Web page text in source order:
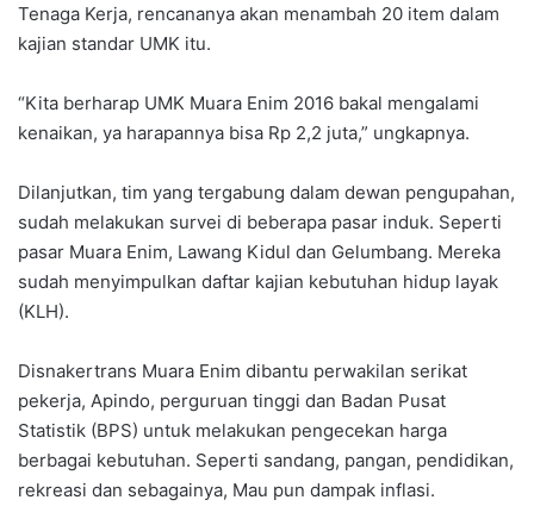
Tenaga Kerja, rencananya akan menambah 20 item dalam
kajian standar UMK itu.
“Kita berharap UMK Muara Enim 2016 bakal mengalami
kenaikan, ya harapannya bisa Rp 2,2 juta,” ungkapnya.
Dilanjutkan, tim yang tergabung dalam dewan pengupahan,
sudah melakukan survei di beberapa pasar induk. Seperti
pasar Muara Enim, Lawang Kidul dan Gelumbang. Mereka
sudah menyimpulkan daftar kajian kebutuhan hidup layak
(KLH).
Disnakertrans Muara Enim dibantu perwakilan serikat
pekerja, Apindo, perguruan tinggi dan Badan Pusat
Statistik (BPS) untuk melakukan pengecekan harga
berbagai kebutuhan. Seperti sandang, pangan, pendidikan,
rekreasi dan sebagainya, Mau pun dampak inflasi.